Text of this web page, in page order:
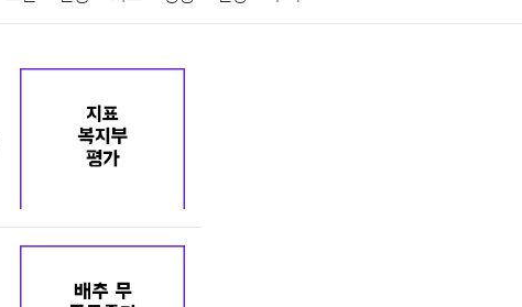
교통